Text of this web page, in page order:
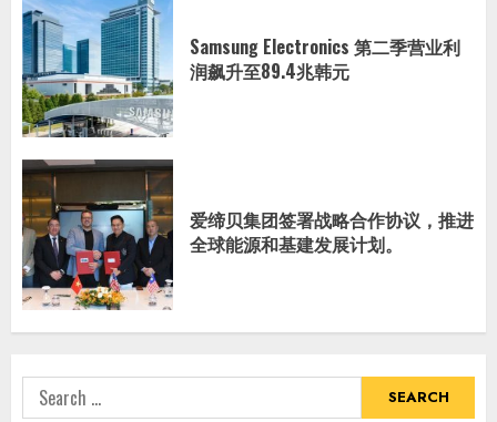
Samsung Electronics 第二季营业利
润飙升至89.4兆韩元
爱缔贝集团签署战略合作协议，推进
全球能源和基建发展计划。
Search
for: